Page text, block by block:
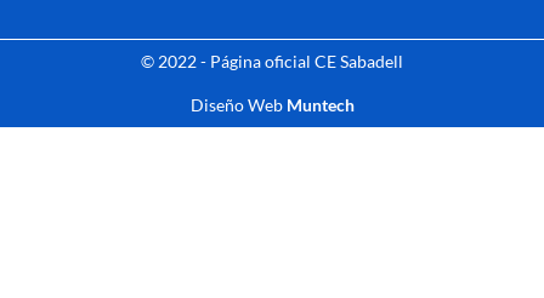
© 2022 - Página oficial CE Sabadell
Diseño Web Muntech